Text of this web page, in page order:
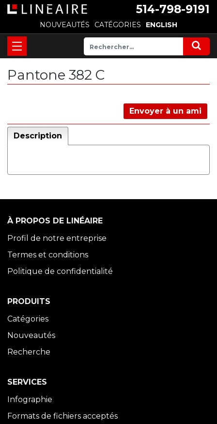
514-798-9191
NOUVEAUTÉS CATÉGORIES ENGLISH
Pantone 382 C
Envoyer à un ami
Description
À PROPOS DE LINÉAIRE
Profil de notre entreprise
Termes et conditions
Politique de confidentialité
PRODUITS
Catégories
Nouveautés
Recherche
SERVICES
Infographie
Formats de fichiers acceptés